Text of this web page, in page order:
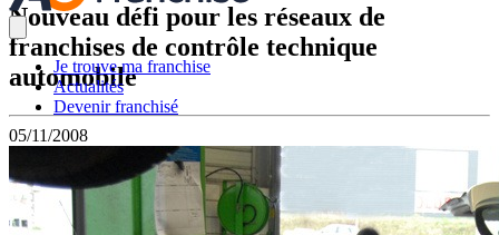
Je trouve ma franchise
Actualités
Devenir franchisé
Nouveau défi pour les réseaux de
franchises de contrôle technique
automobile
05/11/2008